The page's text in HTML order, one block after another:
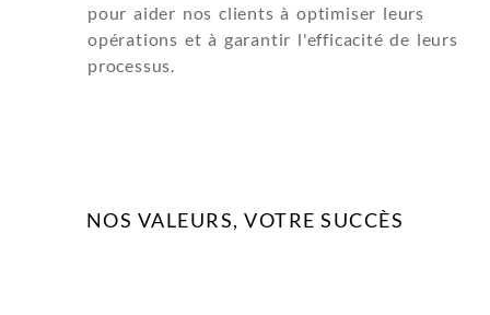
pour aider nos clients à optimiser leurs
opérations et à garantir l'efficacité de leurs
processus.
NOS VALEURS, VOTRE SUCCÈS